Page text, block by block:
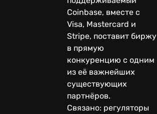
Coinbase, вместе с
Visa, Mastercard и
Stripe, поставит биржу
в прямую
конкуренцию с одним
из её важнейших
существующих
партнёров.
Связано: регуляторы